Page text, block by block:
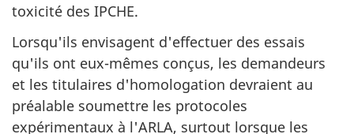
toxicité des IPCHE.
Lorsqu'ils envisagent d'effectuer des essais
qu'ils ont eux-mêmes conçus, les demandeurs
et les titulaires d'homologation devraient au
préalable soumettre les protocoles
expérimentaux à l'ARLA, surtout lorsque les